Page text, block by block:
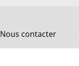
Nous contacter